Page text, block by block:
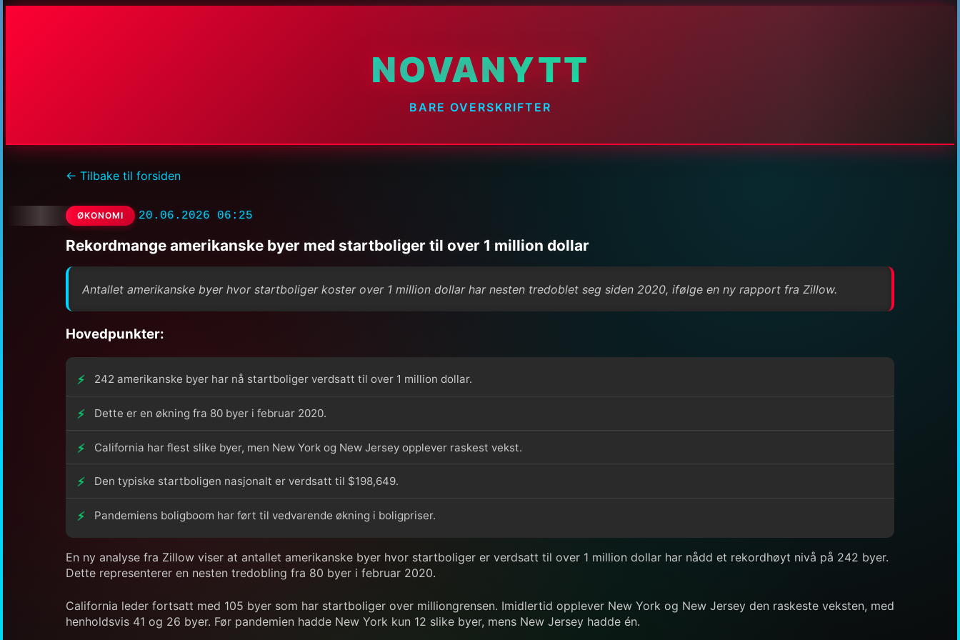
NOVANYTT
BARE OVERSKRIFTER
← Tilbake til forsiden
ØKONOMI 20.06.2026 06:25
Rekordmange amerikanske byer med startboliger til over 1 million dollar
Antallet amerikanske byer hvor startboliger koster over 1 million dollar har nesten tredoblet seg siden 2020, ifølge en ny rapport fra Zillow.
Hovedpunkter:
242 amerikanske byer har nå startboliger verdsatt til over 1 million dollar.
Dette er en økning fra 80 byer i februar 2020.
California har flest slike byer, men New York og New Jersey opplever raskest vekst.
Den typiske startboligen nasjonalt er verdsatt til $198,649.
Pandemiens boligboom har ført til vedvarende økning i boligpriser.
En ny analyse fra Zillow viser at antallet amerikanske byer hvor startboliger er verdsatt til over 1 million dollar har nådd et rekordhøyt nivå på 242 byer.
Dette representerer en nesten tredobling fra 80 byer i februar 2020.
California leder fortsatt med 105 byer som har startboliger over milliongrensen. Imidlertid opplever New York og New Jersey den raskeste veksten, med
henholdsvis 41 og 26 byer. Før pandemien hadde New York kun 12 slike byer, mens New Jersey hadde én.